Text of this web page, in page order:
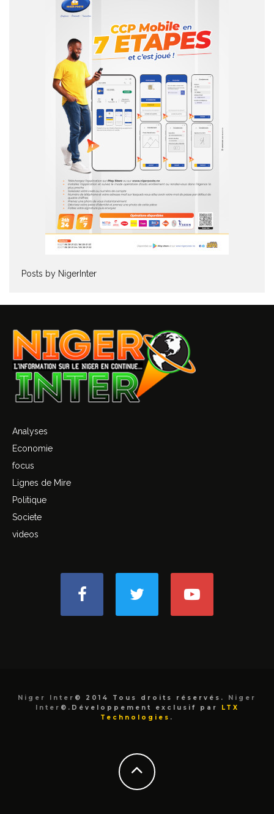
Posts by NigerInter
Analyses
Economie
focus
Lignes de Mire
Politique
Societe
videos
Niger Inter © 2014 Tous droits réservés. Niger
Inter ©.Développement exclusif par
LTX
Technologies .